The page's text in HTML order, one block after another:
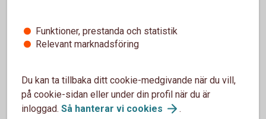
Funktioner, prestanda och statistik
Relevant marknadsföring
Du kan ta tillbaka ditt cookie-medgivande när du vill,
på cookie-sidan eller under din profil när du är
inloggad. Så hanterar vi cookies .